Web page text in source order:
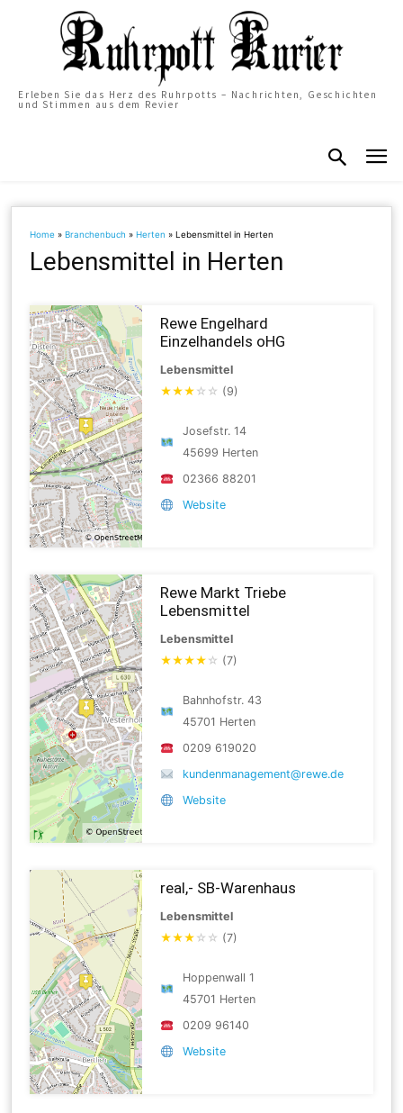
Erleben Sie das Herz des Ruhrpotts – Nachrichten, Geschichten
und Stimmen aus dem Revier
Home »Branchenbuch »Herten »Lebensmittel in Herten
Lebensmittel in Herten
Rewe Engelhard
Einzelhandels oHG
Lebensmittel
★★★ ☆ ☆ (9)
Josefstr. 14
45699 Herten
02366 88201
Website
Rewe Markt Triebe
Lebensmittel
Lebensmittel
★★★★ ☆ (7)
Bahnhofstr. 43
45701 Herten
0209 619020
kundenmanagement@rewe.de
Website
real,- SB-Warenhaus
Lebensmittel
★★★ ☆ ☆ (7)
Hoppenwall 1
45701 Herten
0209 96140
Website